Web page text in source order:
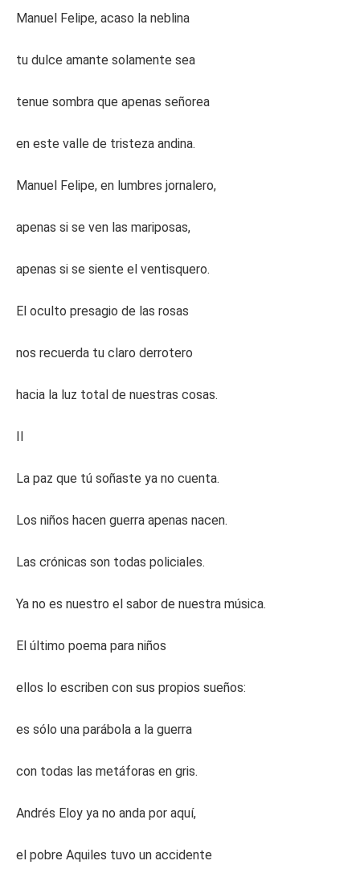
Manuel Felipe, acaso la neblina
tu dulce amante solamente sea
tenue sombra que apenas señorea
en este valle de tristeza andina.
Manuel Felipe, en lumbres jornalero,
apenas si se ven las mariposas,
apenas si se siente el ventisquero.
El oculto presagio de las rosas
nos recuerda tu claro derrotero
hacia la luz total de nuestras cosas.
II
La paz que tú soñaste ya no cuenta.
Los niños hacen guerra apenas nacen.
Las crónicas son todas policiales.
Ya no es nuestro el sabor de nuestra música.
El último poema para niños
ellos lo escriben con sus propios sueños:
es sólo una parábola a la guerra
con todas las metáforas en gris.
Andrés Eloy ya no anda por aquí,
el pobre Aquiles tuvo un accidente